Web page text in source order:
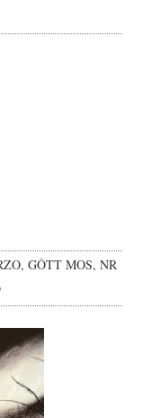
GÔTT MOS, NR